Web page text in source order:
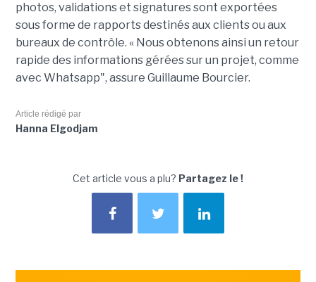
photos, validations et signatures sont exportées
sous forme de rapports destinés aux clients ou aux
bureaux de contrôle. « Nous obtenons ainsi un retour
rapide des informations gérées sur un projet, comme
avec Whatsapp", assure Guillaume Bourcier.
Article rédigé par
Hanna Elgodjam
Cet article vous a plu? Partagez le !